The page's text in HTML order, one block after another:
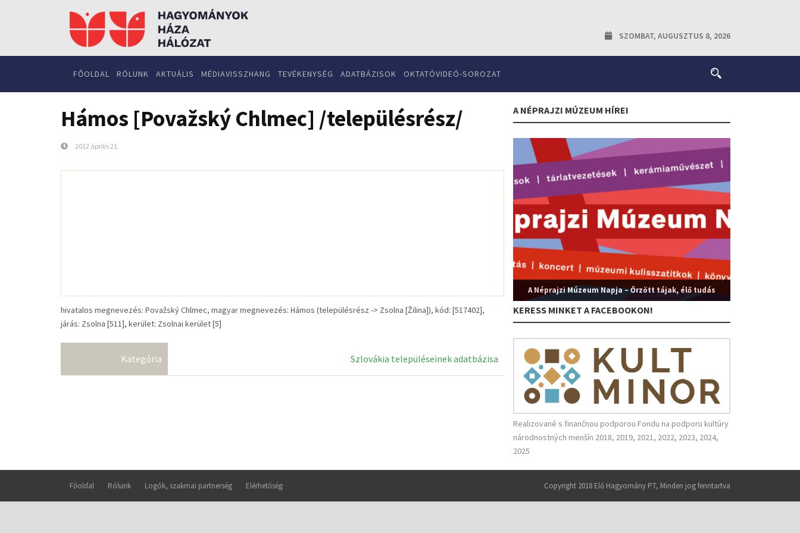
SZOMBAT, AUGUSZTUS 8, 2026
FŐOLDAL RÓLUNK AKTUÁLIS MÉDIAVISSZHANG TEVÉKENYSÉG ADATBÁZISOK OKTATÓVIDEÓ-SOROZAT
Hámos [Považský Chlmec] /településrész/
2012 április 21.
hivatalos megnevezés: Považský Chlmec, magyar megnevezés: Hámos (településrész -> Zsolna [Žilina]), kód: [517402],
járás: Zsolna [511], kerület: Zsolnai kerület [5]
Kategória Szlovákia településeinek adatbázisa
A NÉPRAJZI MÚZEUM HÍREI
A Néprajzi Múzeum Napja – Őrzött tájak, élő tudás
KERESS MINKET A FACEBOOKON!
Realizované s finančnou podporou Fondu na podporu kultúry
národnostných menšín 2018, 2019, 2021, 2022, 2023, 2024,
2025
Főoldal Rólunk Logók, szakmai partnerség Elérhetőség Copyright 2018 Elő Hagyomány PT, Minden jog fenntartva